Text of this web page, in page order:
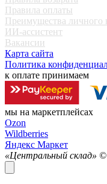
Правила оплаты
Преимущества личного
ИИ-ассистент
Вакансии
Карта сайта
Политика
к оплате принимаем
мы на маркетплейсах
Ozon
Wildberries
Яндекс Маркет
«Центральный склад» ©